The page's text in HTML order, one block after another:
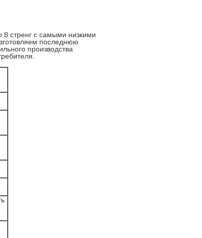
стренг с самыми низкими
последнюю
производства